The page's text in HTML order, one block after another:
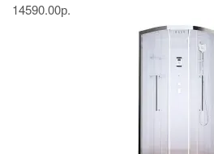
14590.00р.